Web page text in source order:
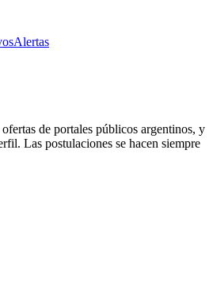
Alertas
de portales públicos argentinos, y
Las postulaciones se hacen siempre